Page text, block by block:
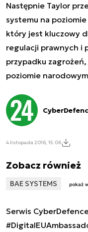
Następnie Taylor
systemu na
który jest kluczowy
regulacji prawnych i
przypadku
poziomie
4 listopada 2016, 15:06
Zobacz również
BAE SYSTEMS pokaż
Serwis